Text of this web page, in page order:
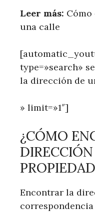
Leer más:
una calle
type=»search»
la dirección de
» limit=»1″]
¿CÓMO
Encontrar la